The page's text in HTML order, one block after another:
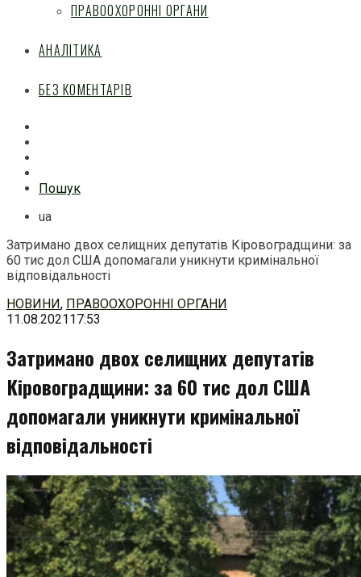
ПРАВООХОРОННІ ОРГАНИ
АНАЛІТИКА
БЕЗ КОМЕНТАРІВ
Пошук
ua
Затримано двох селищних депутатів Кіровоградщини: за
60 тис дол США допомагали уникнути кримінальної
відповідальності
Перейти
до
НОВИНИ, ПРАВООХОРОННІ ОРГАНИ
11.08.202117:53
Затримано двох селищних депутатів
Кіровоградщини: за 60 тис дол США
допомагали уникнути кримінальної
відповідальності